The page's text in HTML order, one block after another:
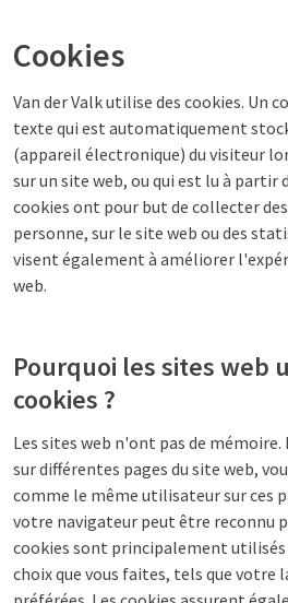
Cookies
Van der Valk utilise des cookies. Un
texte qui est automatiquement
(appareil électronique) du visiteur
sur un site web, ou qui est lu à partir
cookies ont pour but de collecter
personne, sur le site web ou des
visent également à améliorer
web.
Pourquoi les sites web
cookies ?
Les sites web n'ont pas de mémoire.
sur différentes pages du site web,
comme le même utilisateur sur ces
votre navigateur peut être reconnu
cookies sont principalement utilisés
choix que vous faites, tels que votre